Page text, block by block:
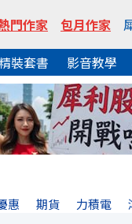
門作家 包月作家
裝套書 影音教學
惠 期貨 力積電